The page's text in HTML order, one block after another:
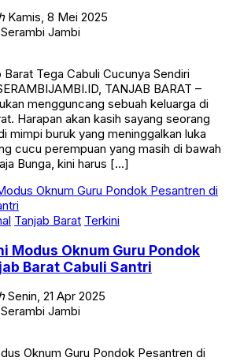
Kamis, 8 Mei 2025
Jambi
Tega Cabuli Cucunya Sendiri
TANJAB BARAT –
mengguncang sebuah keluarga di
Harapan akan kasih sayang seorang
mimpi buruk yang meninggalkan luka
cucu perempuan yang masih di bawah
Bunga, kini harus […]
Tanjab Barat Terkini
Modus Oknum Guru Pondok
Barat Cabuli Santri
Senin, 21 Apr 2025
Jambi
Oknum Guru Pondok Pesantren di